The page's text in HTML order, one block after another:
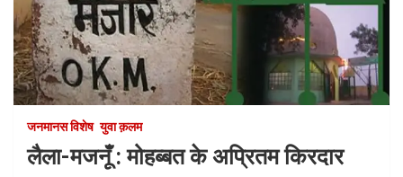
जनमानस विशेष युवा क़लम
लैला-मजनूँ : मोहब्बत के अप्रितम किरदार